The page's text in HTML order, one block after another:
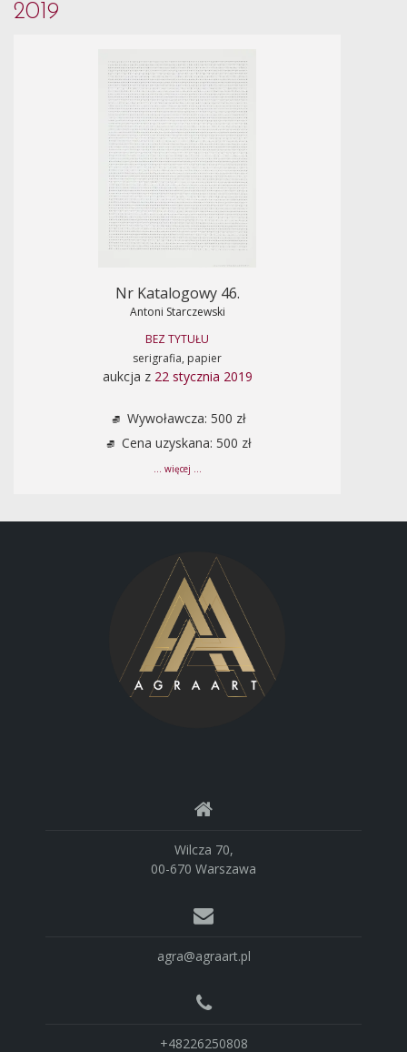
2019
Nr Katalogowy 46.
Antoni Starczewski
BEZ TYTUŁU
serigrafia, papier
aukcja z 22 stycznia 2019
Wywoławcza: 500 zł
Cena uzyskana: 500 zł
... więcej ...
Wilcza 70,
00-670 Warszawa
agra@agraart.pl
+48226250808